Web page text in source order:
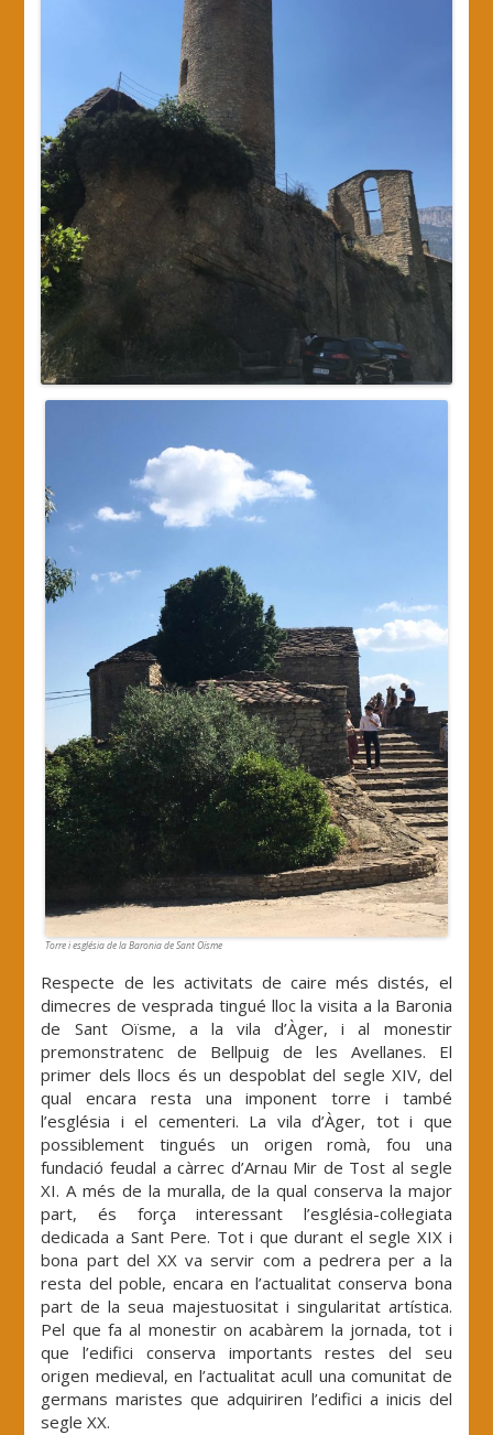
Torre i església de la Baronia de Sant Oïsme
Respecte de les activitats de caire més distés, el
dimecres de vesprada tingué lloc la visita a la Baronia
de Sant Oïsme, a la vila d’Àger, i al monestir
premonstratenc de Bellpuig de les Avellanes. El
primer dels llocs és un despoblat del segle XIV, del
qual encara resta una imponent torre i també
l’església i el cementeri. La vila d’Àger, tot i que
possiblement tingués un origen romà, fou una
fundació feudal a càrrec d’Arnau Mir de Tost al segle
XI. A més de la muralla, de la qual conserva la major
part, és força interessant l’església-col·legiata
dedicada a Sant Pere. Tot i que durant el segle XIX i
bona part del XX va servir com a pedrera per a la
resta del poble, encara en l’actualitat conserva bona
part de la seua majestuositat i singularitat artística.
Pel que fa al monestir on acabàrem la jornada, tot i
que l’edifici conserva importants restes del seu
origen medieval, en l’actualitat acull una comunitat de
germans maristes que adquiriren l’edifici a inicis del
segle XX.